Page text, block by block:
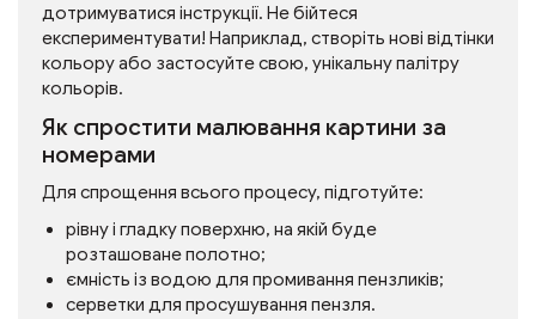
дотримуватися інструкції. Не бійтеся
експериментувати! Наприклад, створіть нові відтінки
кольору або застосуйте свою, унікальну палітру
кольорів.
Як спростити малювання картини за
номерами
Для спрощення всього процесу, підготуйте:
рівну і гладку поверхню, на якій буде
розташоване полотно;
ємність із водою для промивання пензликів;
серветки для просушування пензля.